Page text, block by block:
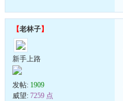
【老林子】
新手上路
发帖: 1909
威望: 7259 点